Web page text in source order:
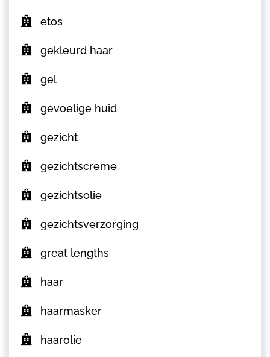
etos
gekleurd haar
gel
gevoelige huid
gezicht
gezichtscreme
gezichtsolie
gezichtsverzorging
great lengths
haar
haarmasker
haarolie